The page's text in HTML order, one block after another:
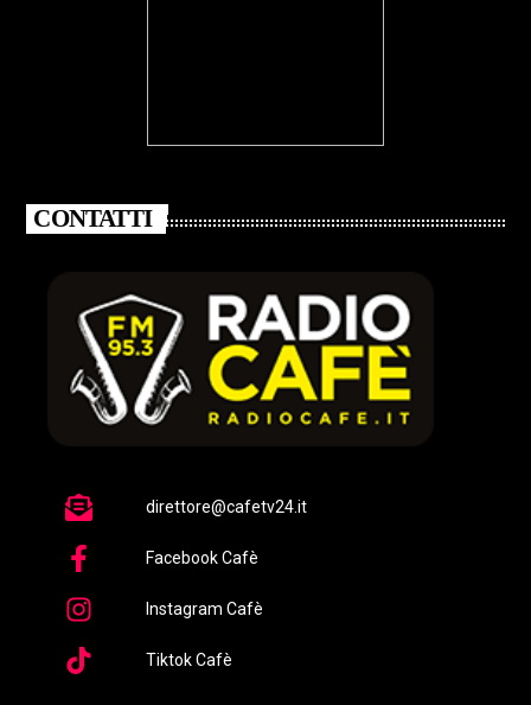
CONTATTI
direttore@cafetv24.it
Facebook Cafè
Instagram Cafè
Tiktok Cafè